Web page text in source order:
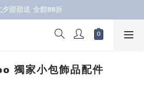
夕甜甜送 全館88折
夕甜甜送 全館88折
折100；全館滿899免運 🚚
獨家小包飾品配件